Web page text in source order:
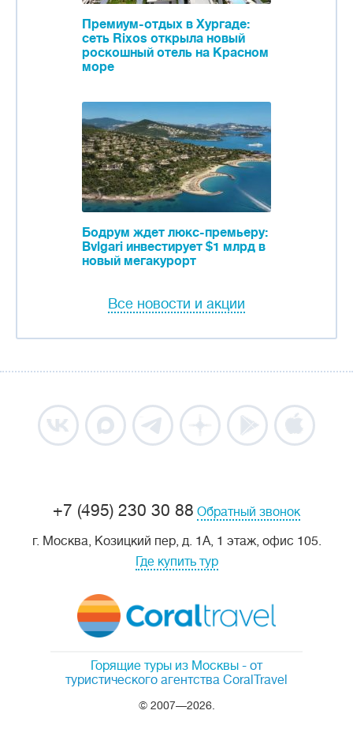
Премиум-отдых в Хургаде:
сеть Rixos открыла новый
роскошный отель на Красном
море
Бодрум ждет люкс-премьеру:
Bvlgari инвестирует $1 млрд в
новый мегакурорт
Все новости и акции
Горящие туры из Москвы - от
туристического агентства CoralTravel
© 2007—2026.
+7 (495) 230 30 88 Обратный звонок
г. Москва, Козицкий пер, д. 1А, 1 этаж, офис 105.
Где купить тур